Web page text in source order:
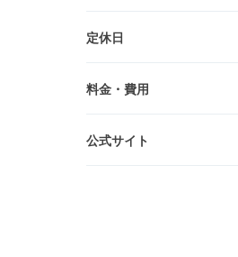
定休日
料金・費用
公式サイト